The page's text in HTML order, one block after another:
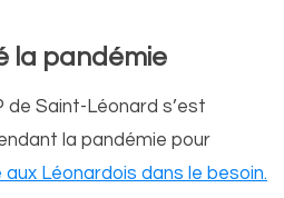
la pandémie
de Saint-Léonard s’est
la pandémie pour
aux Léonardois dans le besoin.